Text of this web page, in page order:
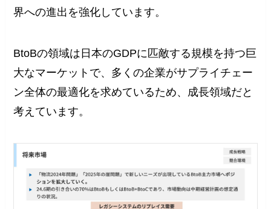
界への進出を強化しています。
BtoBの領域は日本のGDPに匹敵する規模を持つ巨
大なマーケットで、多くの企業がサプライチェー
ン全体の最適化を求めているため、成長領域だと
考えています。